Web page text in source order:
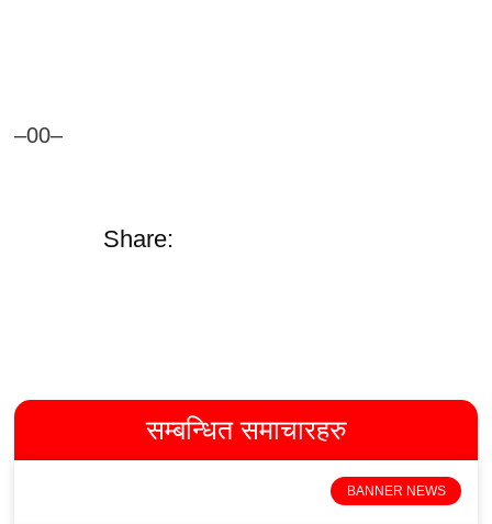
–00–
Share:
सम्बन्धित समाचारहरु
BANNER NEWS